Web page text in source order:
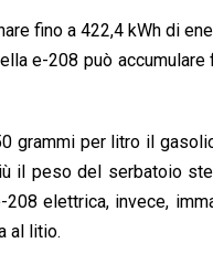
fino a 422,4 kWh di
e-208 può accumulare
grammi per litro il
il peso del serbatoio
elettrica, invece,
al litio.